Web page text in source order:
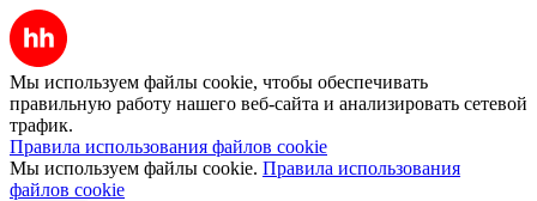
Мы используем файлы cookie, чтобы обеспечивать
правильную работу нашего веб-сайта и анализировать сетевой
трафик.
Правила использования файлов cookie
Мы используем файлы cookie. Правила использования
файлов cookie